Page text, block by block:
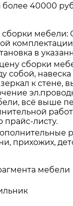
более 40000
сборки мебели:
в
сборки
собой,
к стене,
всё выше
прайс-листу.
прихожих,
мебели